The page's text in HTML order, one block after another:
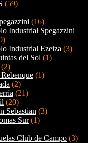
(59)
(16)
Industrial Spegazzini
Industrial Ezeiza (3)
del Sol (1)
(2)
(1)
(2)
(21)
(20)
Sebastian (3)
Sur(1)
Club de Campo (3)